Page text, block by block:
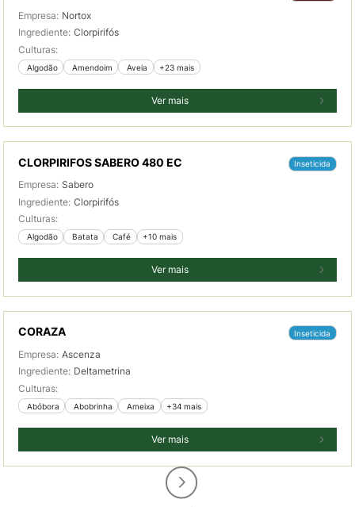
Empresa: Nortox
Ingrediente: Clorpirifós
Culturas:
Algodão Amendoim Aveia +23 mais
Ver mais
CLORPIRIFOS SABERO 480 EC Inseticida
Empresa: Sabero
Ingrediente: Clorpirifós
Culturas:
Algodão Batata Café +10 mais
Ver mais
CORAZA Inseticida
Empresa: Ascenza
Ingrediente: Deltametrina
Culturas:
Abóbora Abobrinha Ameixa +34 mais
Ver mais